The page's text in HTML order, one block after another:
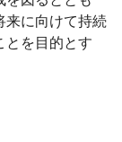
来に向けて持続
とを目的とす